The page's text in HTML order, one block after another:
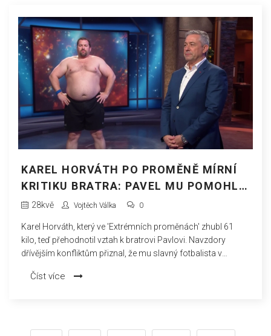
KAREL HORVÁTH PO PROMĚNĚ MÍRNÍ
KRITIKU BRATRA: PAVEL MU POMOHL
V NEJHORŠÍM
28kvě Vojtěch Válka 0
Karel Horváth, který ve 'Extrémních proměnách' zhubl 61
kilo, teď přehodnotil vztah k bratrovi Pavlovi. Navzdory
dřívějším konfliktům přiznal, že mu slavný fotbalista v
převažuje vděčnost.
Číst více